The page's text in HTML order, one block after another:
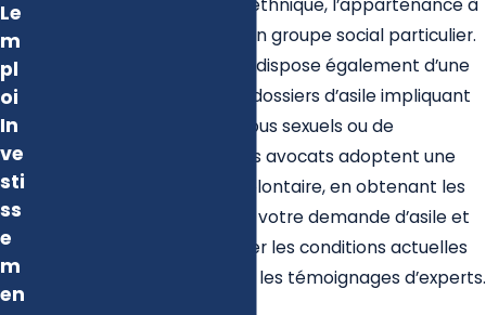
l’opinion politique, l’origine ethnique, l’appartenance à
une minorité religieuse ou un groupe social particulier.
Le cabinet d’avocats Fogle dispose également d’une
expertise reconnue sur les dossiers d’asile impliquant
des victimes de gangs, d’abus sexuels ou de
persécutions politiques. Nos avocats adoptent une
approche dynamique et volontaire, en obtenant les
informations nécessaires à votre demande d’asile et
vous aideront à documenter les conditions actuelles
du pays tout en organisant les témoignages d’experts.
Le
m
pl
oi
In
ve
sti
ss
e
m
en